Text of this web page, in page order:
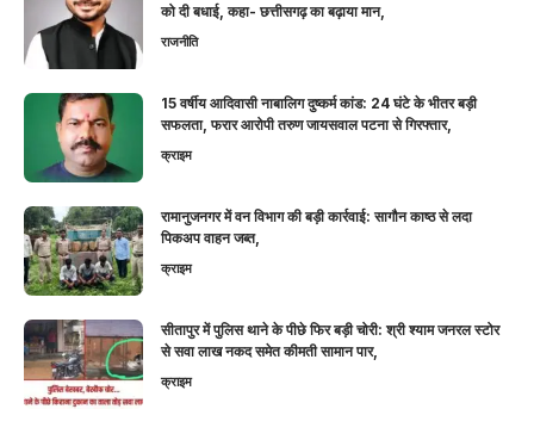
को दी बधाई, कहा- छत्तीसगढ़ का बढ़ाया मान,
राजनीति
15 वर्षीय आदिवासी नाबालिग दुष्कर्म कांड: 24 घंटे के भीतर बड़ी
सफलता, फरार आरोपी तरुण जायसवाल पटना से गिरफ्तार,
क्राइम
रामानुजनगर में वन विभाग की बड़ी कार्रवाई: सागौन काष्ठ से लदा
पिकअप वाहन जब्त,
क्राइम
सीतापुर में पुलिस थाने के पीछे फिर बड़ी चोरी: श्री श्याम जनरल स्टोर
से सवा लाख नकद समेत कीमती सामान पार,
क्राइम